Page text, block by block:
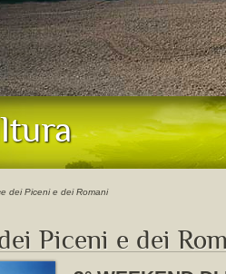
dei Piceni e dei Romani
Piceni e dei